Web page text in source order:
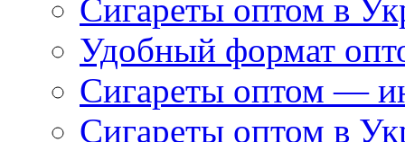
Сигареты оптом в
Удобный формат
Сигареты оптом —
Сигареты оптом в